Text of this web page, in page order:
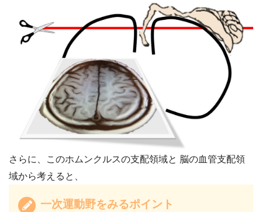
さらに、このホムンクルスの支配領域と 脳の血管支配領
域から考えると、
一次運動野をみるポイント